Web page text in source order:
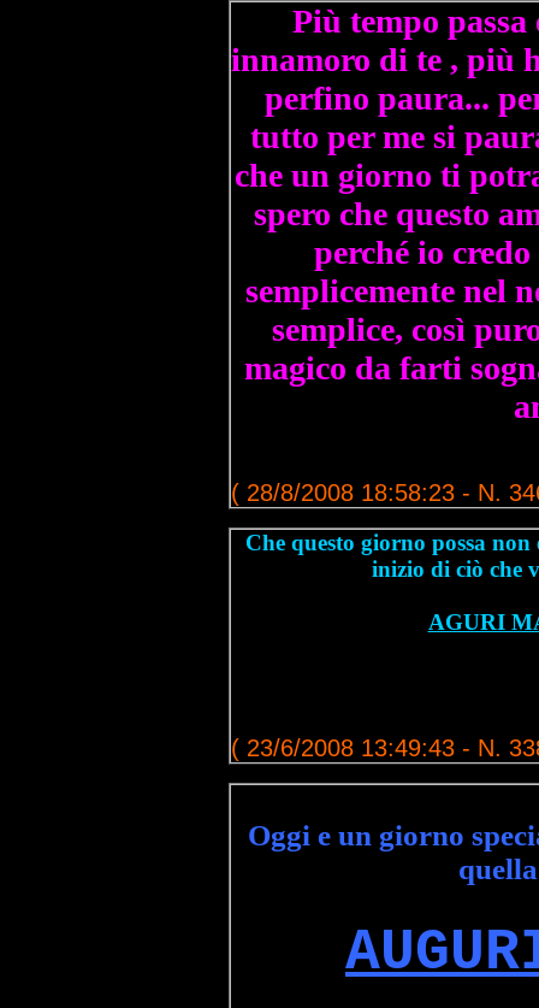
Più tempo
innamoro di te , più
perfino paura...
tutto per me si
che un giorno ti
spero che questo
perché io
semplicemente nel
semplice, così
magico da farti
( 28/8/2008 18:58:23 - N.
Che questo giorno possa
inizio di ciò che
AGURI
( 23/6/2008 13:49:43 - N.
Oggi e un giorno